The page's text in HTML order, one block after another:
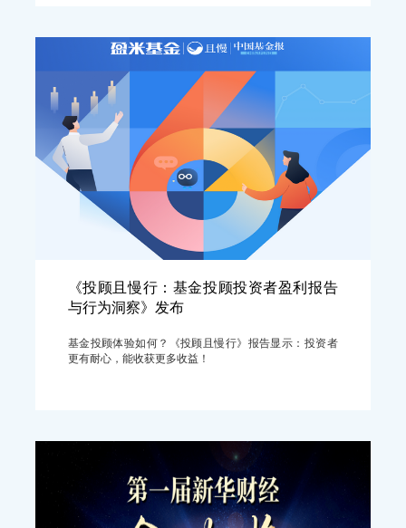
《投顾且慢行：基金投顾投资者盈利报告
与行为洞察》发布
基金投顾体验如何？《投顾且慢行》报告显示：投资者
更有耐心，能收获更多收益！